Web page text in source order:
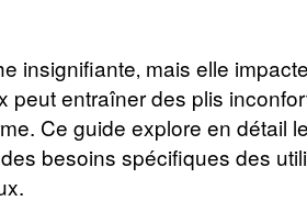
insignifiante‚ mais elle
entraîner des plis
Ce guide explore en détail
besoins spécifiques des